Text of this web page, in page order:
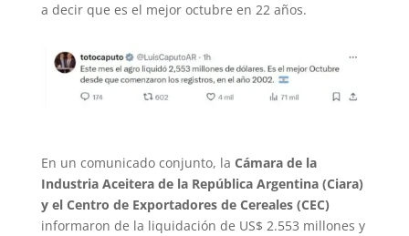
a decir que es el mejor octubre en 22 años.
En un comunicado conjunto, la Cámara de la
Industria Aceitera de la República Argentina (Ciara)
y el Centro de Exportadores de Cereales (CEC)
informaron de la liquidación de US$ 2.553 millones y